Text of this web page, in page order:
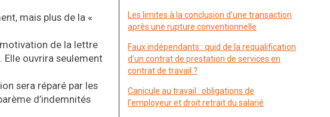
mais plus de la «
motivation de la lettre
Elle ouvrira seulement
sera réparé par les
d’indemnités
Les limites à la conclusion d’une transaction
après une rupture conventionnelle
Faux indépendants : quid de la requalification
d’un contrat de prestation de services en
contrat de travail ?
Canicule au travail : obligations de
l’employeur et droit retrait du salarié